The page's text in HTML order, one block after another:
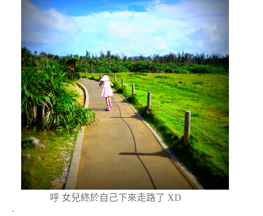
呼 女兒終於自己下來走路了 XD
.